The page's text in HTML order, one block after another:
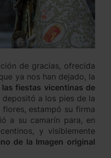
de gracias, ofrecida
ya nos han dejado, la
fiestas vicentinas de
depositó a los pies de la
estampó su firma
a su camarín para, en
y visiblemente
de la Imagen original